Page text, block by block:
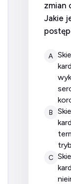
zmian
Jakie
A
Skierowanie pacjenta na oddział
B
Skierowanie pacjenta do poradni
C Skierowanie pacjenta do poradni